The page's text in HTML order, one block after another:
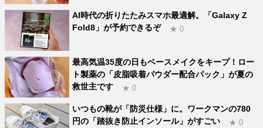
AI時代の折りたたみスマホ最適解。「Galaxy Z
Fold8」が予約できるぞ
★ 0
最高気温35度の日もベースメイクをキープ！ロー
ト製薬の「皮脂吸着パウダー配合パック」が夏の
救世主です
★ 0
いつもの靴が「防災仕様」に。ワークマンの780
円の「踏抜き防止インソール」がすごい
★ 0